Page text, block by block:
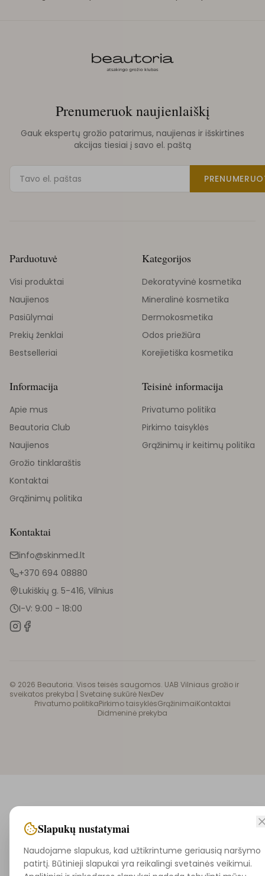
Prenumeruok naujienlaiškį
Gauk ekspertų grožio patarimus, naujienas ir išskirtines
akcijas tiesiai į savo el. paštą
Parduotuvė
Visi produktai
Naujienos
Pasiūlymai
Prekių ženklai
Bestselleriai
Kategorijos
Dekoratyvinė kosmetika
Mineralinė kosmetika
Dermokosmetika
Odos priežiūra
Korejietiška kosmetika
Informacija
Apie mus
Beautoria Club
Naujienos
Grožio tinklaraštis
Kontaktai
Grąžinimų politika
Teisinė informacija
Privatumo politika
Pirkimo taisyklės
Grąžinimų ir keitimų politika
Kontaktai
info@skinmed.lt
+370 694 08880
Lukiškių g. 5-416, Vilnius
I-V: 9:00 - 18:00
© 2026 Beautoria. Visos teisės saugomos. UAB Vilniaus grožio ir
sveikatos prekyba | Svetainę sukūrė NexDev
Privatumo politikaPirkimo taisyklėsGrąžinimaiKontaktai
Didmeninė prekyba
Slapukų nustatymai
Naudojame slapukus, kad užtikrintume geriausią naršymo
patirtį. Būtinieji slapukai yra reikalingi svetainės veikimui.